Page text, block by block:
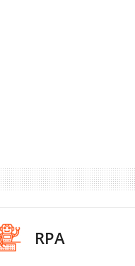
RPA